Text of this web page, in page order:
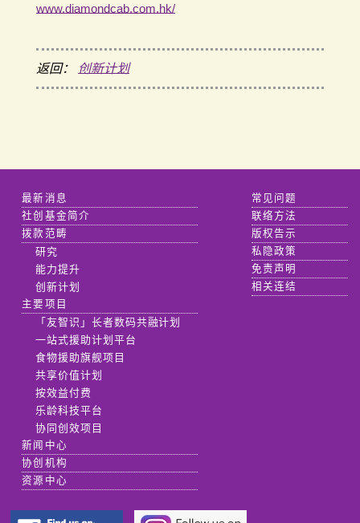
www.diamondcab.com.hk/
返回： 创新计划
最新消息
社创基金简介
拨款范畴
研究
能力提升
创新计划
主要项目
「友智识」长者数码共融计划
一站式援助计划平台
食物援助旗舰项目
共享价值计划
按效益付费
乐龄科技平台
协同创效项目
新闻中心
协创机构
资源中心
常见问题
联络方法
版权告示
私隐政策
免责声明
相关连结